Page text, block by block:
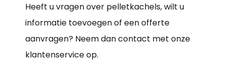
Heeft u vragen over pelletkachels, wilt u
informatie toevoegen of een offerte
aanvragen? Neem dan contact met onze
klantenservice op.